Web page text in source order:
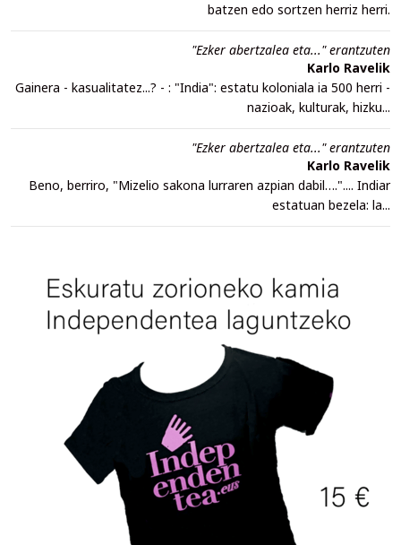
batzen edo sortzen herriz herri.
"Ezker abertzalea eta..." erantzuten
Karlo Ravelik
Gainera - kasualitatez...? - : "India": estatu koloniala ia 500 herri -
nazioak, kulturak, hizku...
"Ezker abertzalea eta..." erantzuten
Karlo Ravelik
Beno, berriro, "Mizelio sakona lurraren azpian dabil….".... Indiar
estatuan bezela: la...